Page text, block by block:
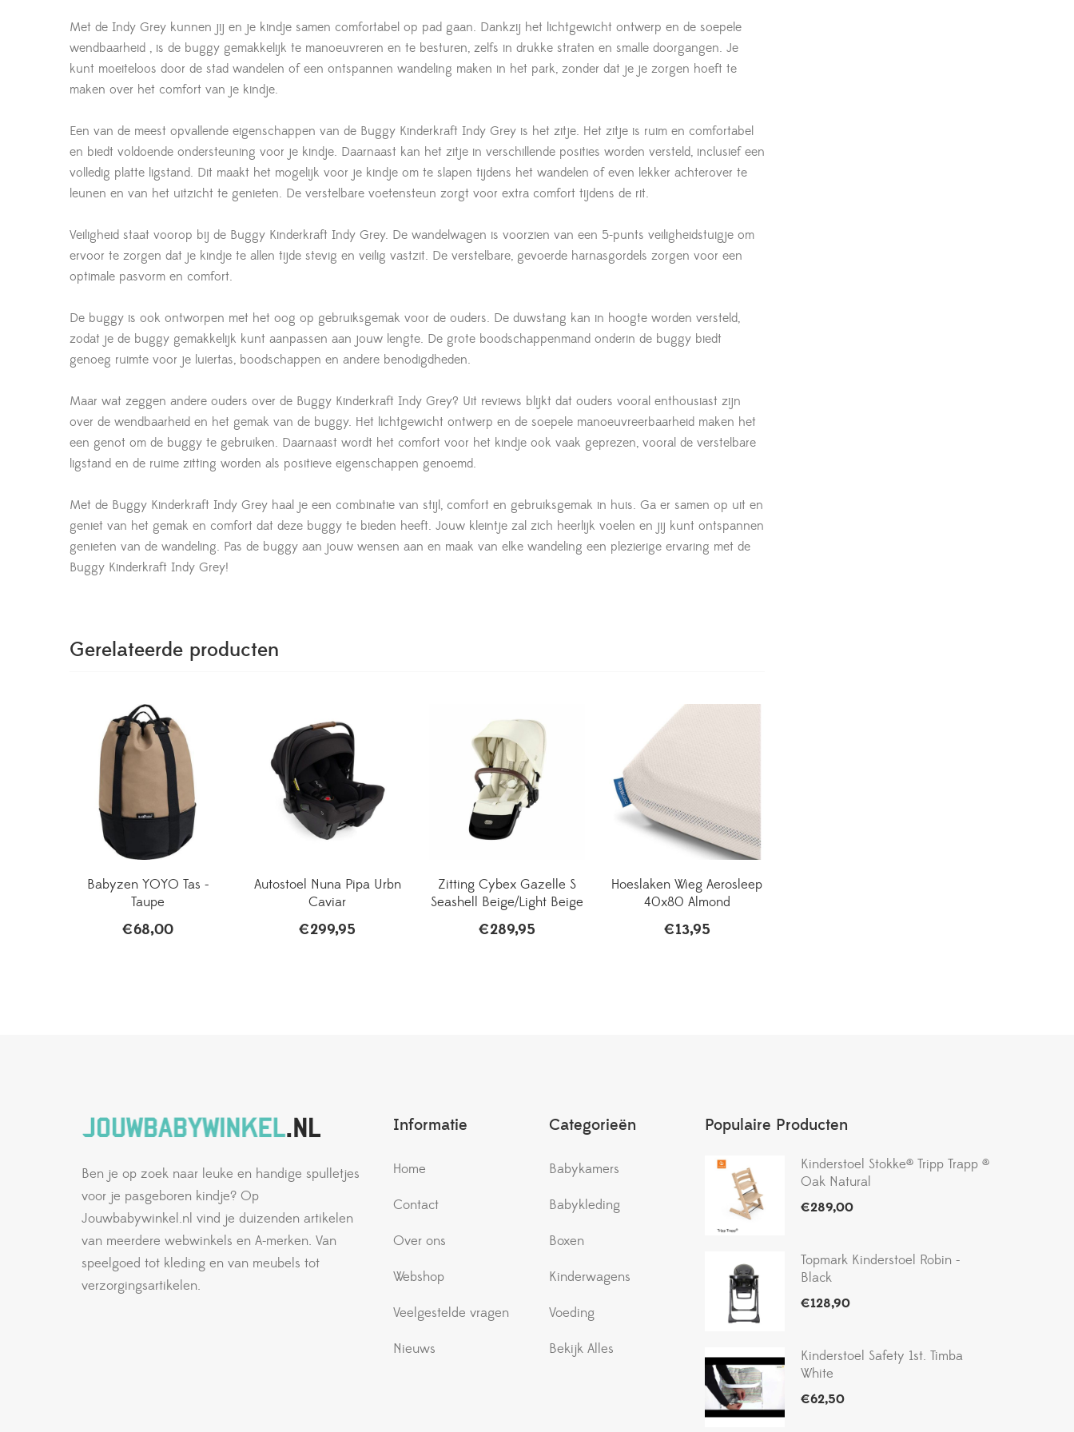
Met de Indy Grey kunnen jij en je kindje samen comfortabel op pad gaan. Dankzij het lichtgewicht ontwerp en de soepele
wendbaarheid , is de buggy gemakkelijk te manoeuvreren en te besturen, zelfs in drukke straten en smalle doorgangen. Je
kunt moeiteloos door de stad wandelen of een ontspannen wandeling maken in het park, zonder dat je je zorgen hoeft te
maken over het comfort van je kindje.
Een van de meest opvallende eigenschappen van de Buggy Kinderkraft Indy Grey is het zitje. Het zitje is ruim en comfortabel
en biedt voldoende ondersteuning voor je kindje. Daarnaast kan het zitje in verschillende posities worden versteld, inclusief een
volledig platte ligstand. Dit maakt het mogelijk voor je kindje om te slapen tijdens het wandelen of even lekker achterover te
leunen en van het uitzicht te genieten. De verstelbare voetensteun zorgt voor extra comfort tijdens de rit.
Veiligheid staat voorop bij de Buggy Kinderkraft Indy Grey. De wandelwagen is voorzien van een 5-punts veiligheidstuigje om
ervoor te zorgen dat je kindje te allen tijde stevig en veilig vastzit. De verstelbare, gevoerde harnasgordels zorgen voor een
optimale pasvorm en comfort.
De buggy is ook ontworpen met het oog op gebruiksgemak voor de ouders. De duwstang kan in hoogte worden versteld,
zodat je de buggy gemakkelijk kunt aanpassen aan jouw lengte. De grote boodschappenmand onderin de buggy biedt
genoeg ruimte voor je luiertas, boodschappen en andere benodigdheden.
Maar wat zeggen andere ouders over de Buggy Kinderkraft Indy Grey? Uit reviews blijkt dat ouders vooral enthousiast zijn
over de wendbaarheid en het gemak van de buggy. Het lichtgewicht ontwerp en de soepele manoeuvreerbaarheid maken het
een genot om de buggy te gebruiken. Daarnaast wordt het comfort voor het kindje ook vaak geprezen, vooral de verstelbare
ligstand en de ruime zitting worden als positieve eigenschappen genoemd.
Met de Buggy Kinderkraft Indy Grey haal je een combinatie van stijl, comfort en gebruiksgemak in huis. Ga er samen op uit en
geniet van het gemak en comfort dat deze buggy te bieden heeft. Jouw kleintje zal zich heerlijk voelen en jij kunt ontspannen
genieten van de wandeling. Pas de buggy aan jouw wensen aan en maak van elke wandeling een plezierige ervaring met de
Buggy Kinderkraft Indy Grey!
Gerelateerde producten
Babyzen YOYO Tas -
Taupe
€68,00
Autostoel Nuna Pipa Urbn
Caviar
€299,95
Zitting Cybex Gazelle S
Seashell Beige/Light Beige
€289,95
Hoeslaken Wieg Aerosleep
40x80 Almond
€13,95
Ben je op zoek naar leuke en handige spulletjes
voor je pasgeboren kindje? Op
Jouwbabywinkel.nl vind je duizenden artikelen
van meerdere webwinkels en A-merken. Van
speelgoed tot kleding en van meubels tot
verzorgingsartikelen.
Informatie
Home
Contact
Over ons
Webshop
Veelgestelde vragen
Nieuws
Categorieën
Babykamers
Babykleding
Boxen
Kinderwagens
Voeding
Bekijk Alles
Populaire Producten
Kinderstoel Stokke® Tripp Trapp ®
Oak Natural
€289,00
Topmark Kinderstoel Robin -
Black
€128,90
Kinderstoel Safety 1st. Timba
White
€62,50